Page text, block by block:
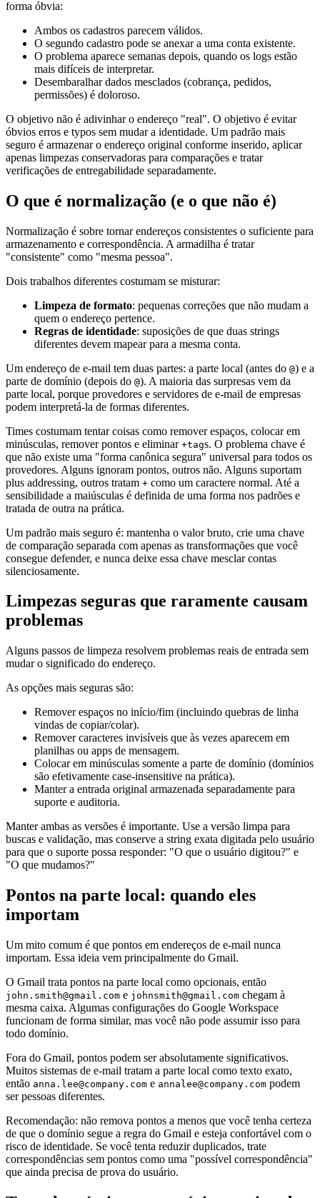
forma óbvia:
Ambos os cadastros parecem válidos.
O segundo cadastro pode se anexar a uma conta existente.
O problema aparece semanas depois, quando os logs estão
mais difíceis de interpretar.
Desembaralhar dados mesclados (cobrança, pedidos,
permissões) é doloroso.
O objetivo não é adivinhar o endereço "real". O objetivo é evitar
óbvios erros e typos sem mudar a identidade. Um padrão mais
seguro é armazenar o endereço original conforme inserido, aplicar
apenas limpezas conservadoras para comparações e tratar
verificações de entregabilidade separadamente.
O que é normalização (e o que não é)
Normalização é sobre tornar endereços consistentes o suficiente para
armazenamento e correspondência. A armadilha é tratar
"consistente" como "mesma pessoa".
Dois trabalhos diferentes costumam se misturar:
Limpeza de formato: pequenas correções que não mudam a
quem o endereço pertence.
Regras de identidade: suposições de que duas strings
diferentes devem mapear para a mesma conta.
Um endereço de e-mail tem duas partes: a parte local (antes do @) e a
parte de domínio (depois do @). A maioria das surpresas vem da
parte local, porque provedores e servidores de e-mail de empresas
podem interpretá-la de formas diferentes.
Times costumam tentar coisas como remover espaços, colocar em
minúsculas, remover pontos e eliminar +tags. O problema chave é
que não existe uma "forma canônica segura" universal para todos os
provedores. Alguns ignoram pontos, outros não. Alguns suportam
plus addressing, outros tratam + como um caractere normal. Até a
sensibilidade a maiúsculas é definida de uma forma nos padrões e
tratada de outra na prática.
Um padrão mais seguro é: mantenha o valor bruto, crie uma chave
de comparação separada com apenas as transformações que você
consegue defender, e nunca deixe essa chave mesclar contas
silenciosamente.
Limpezas seguras que raramente causam
problemas
Alguns passos de limpeza resolvem problemas reais de entrada sem
mudar o significado do endereço.
As opções mais seguras são:
Remover espaços no início/fim (incluindo quebras de linha
vindas de copiar/colar).
Remover caracteres invisíveis que às vezes aparecem em
planilhas ou apps de mensagem.
Colocar em minúsculas somente a parte de domínio (domínios
são efetivamente case-insensitive na prática).
Manter a entrada original armazenada separadamente para
suporte e auditoria.
Manter ambas as versões é importante. Use a versão limpa para
buscas e validação, mas conserve a string exata digitada pelo usuário
para que o suporte possa responder: "O que o usuário digitou?" e
"O que mudamos?"
Pontos na parte local: quando eles
importam
Um mito comum é que pontos em endereços de e-mail nunca
importam. Essa ideia vem principalmente do Gmail.
O Gmail trata pontos na parte local como opcionais, então
john.smith@gmail.com e johnsmith@gmail.com chegam à
mesma caixa. Algumas configurações do Google Workspace
funcionam de forma similar, mas você não pode assumir isso para
todo domínio.
Fora do Gmail, pontos podem ser absolutamente significativos.
Muitos sistemas de e-mail tratam a parte local como texto exato,
então anna.lee@company.com e annalee@company.com podem
ser pessoas diferentes.
Recomendação: não remova pontos a menos que você tenha certeza
de que o domínio segue a regra do Gmail e esteja confortável com o
risco de identidade. Se você tenta reduzir duplicados, trate
correspondências sem pontos como uma "possível correspondência"
que ainda precisa de prova do usuário.